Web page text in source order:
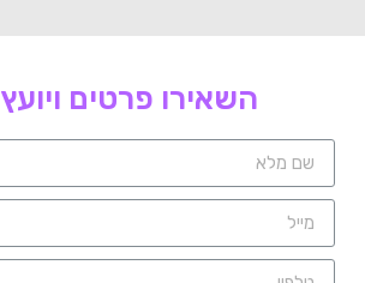
השאירו פרטים ויועץ AI יחזור אליכם: